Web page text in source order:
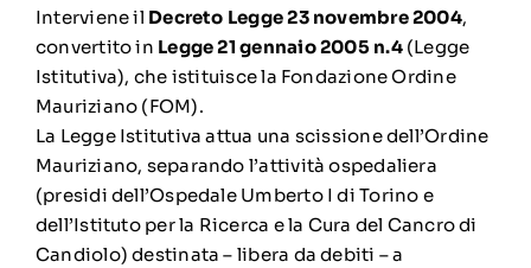
Interviene il Decreto Legge 23 novembre 2004,
convertito in Legge 21 gennaio 2005 n.4(Legge
Istitutiva), che istituisce la Fondazione Ordine
Mauriziano (FOM).
La Legge Istitutiva attua una scissione dell’Ordine
Mauriziano, separando l’attività ospedaliera
(presidi dell’Ospedale Umberto I di Torino e
dell’Istituto per la Ricerca e la Cura del Cancro di
Candiolo) destinata – libera da debiti – a